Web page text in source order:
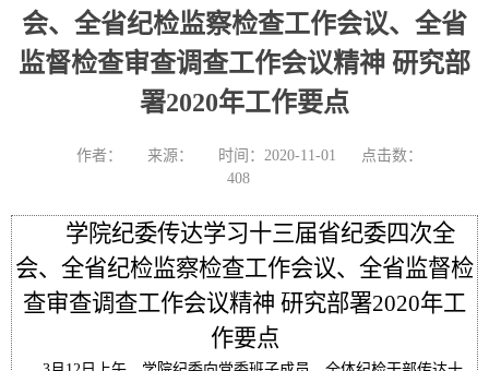
会、全省纪检监察检查工作会议、全省
监督检查审查调查工作会议精神 研究部
署2020年工作要点
作者： 来源： 时间：2020-11-01
点击数：
408
学院纪委传达学习十三届省纪委四次全
会、全省纪检监察检查工作会议、全省监督检
查审查调查工作会议精神 研究部署2020年工
作要点